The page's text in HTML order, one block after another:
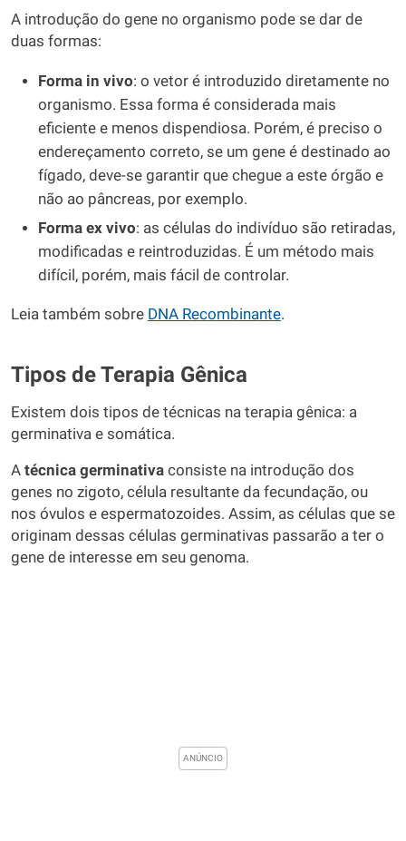
A introdução do gene no organismo pode se dar de
duas formas:
Forma in vivo: o vetor é introduzido diretamente no
organismo. Essa forma é considerada mais
eficiente e menos dispendiosa. Porém, é preciso o
endereçamento correto, se um gene é destinado ao
fígado, deve-se garantir que chegue a este órgão e
não ao pâncreas, por exemplo.
Forma ex vivo: as células do indivíduo são retiradas,
modificadas e reintroduzidas. É um método mais
difícil, porém, mais fácil de controlar.
Leia também sobre DNA Recombinante.
Tipos de Terapia Gênica
Existem dois tipos de técnicas na terapia gênica: a
germinativa e somática.
A técnica germinativa consiste na introdução dos
genes no zigoto, célula resultante da fecundação, ou
nos óvulos e espermatozoides. Assim, as células que se
originam dessas células germinativas passarão a ter o
gene de interesse em seu genoma.